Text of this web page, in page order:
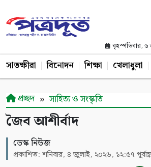
বৃহস্পতিবার, ৬
সাতক্ষীরা বিনোদন শিক্ষা খেলাধুলা
প্রচ্ছদ সাহিত্য ও সংস্কৃতি
জৈব আশীর্বাদ
ডেস্ক নিউজ
প্রকাশিত: শনিবার, ৪ জুলাই, ২০২৬, ১২:৫৭ পূর্বাহ্ণ